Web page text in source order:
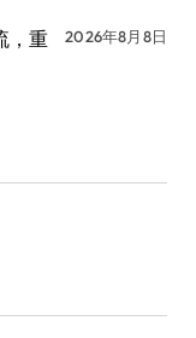
，重
2026年8月8日